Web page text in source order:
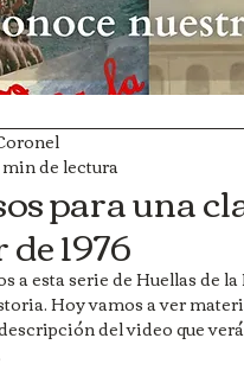
para una
1976
de lectura
a esta serie de Huellas de
Hoy vamos a ver
del video que